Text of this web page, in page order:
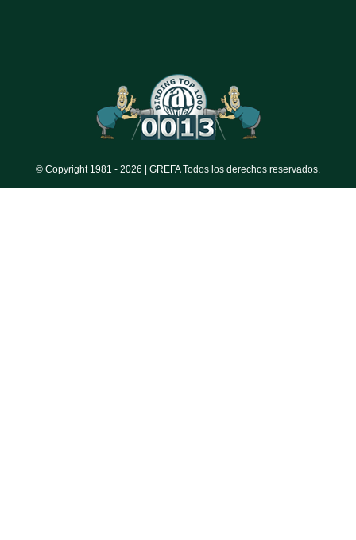
© Copyright 1981 - 2026 | GREFA Todos los derechos reservados.